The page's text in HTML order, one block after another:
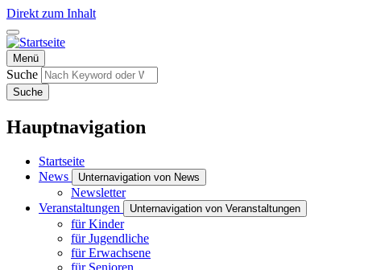
Direkt zum Inhalt
Menü
Suche
Suche
Hauptnavigation
Startseite
News
Unternavigation von News
Newsletter
Veranstaltungen
Unternavigation von Veranstaltungen
für Kinder
für Jugendliche
für Erwachsene
für Senioren